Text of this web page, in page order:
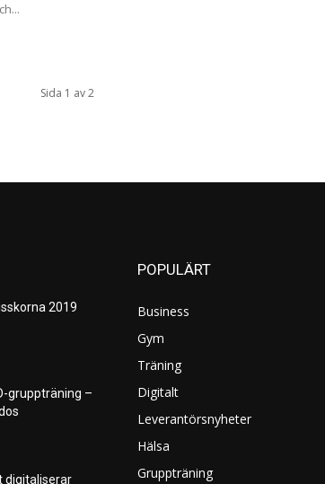
Sida 1 av 2
2019
gruppträning –
digitaliserar
POPULÄRT
Business
Gym
Träning
Digitalt
Leverantörsnyheter
Hälsa
Gruppträning